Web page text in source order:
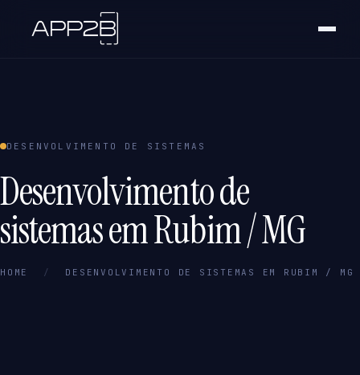
DESENVOLVIMENTO DE SISTEMAS
Desenvolvimento de
sistemas em Rubim / MG
HOME / DESENVOLVIMENTO DE SISTEMAS EM RUBIM / MG